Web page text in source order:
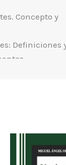
Concepto y
Definiciones
la violencia